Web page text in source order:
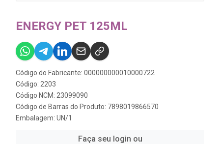
ENERGY PET 125ML
Código do Fabricante: 000000000010000722
Código: 2203
Código NCM: 23099090
Código de Barras do Produto: 7898019866570
Embalagem: UN/1
Faça seu login ou